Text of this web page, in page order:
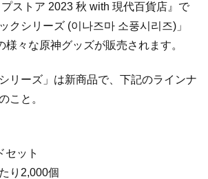
プストア 2023 秋 with 現代百貨店』で
クシリーズ (이나즈마 소풍시리즈)」
様々な原神グッズが販売されます。
リーズ」は新商品で、下記のラインナ
こと。
セット
り2,000個